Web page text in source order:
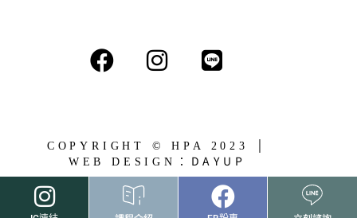
COPYRIGHT © HPA 2023 │
WEB DESIGN： DAYUP